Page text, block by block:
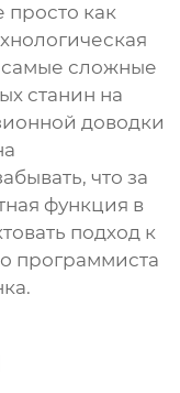
просто как
самые сложные
станин на
доводки
что за
функция в
подход к
программиста